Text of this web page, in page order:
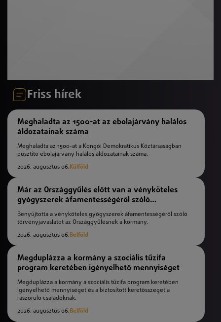
Friss hírek
Meghaladta az 1500-at az ebolajárvány halálos
áldozatainak száma
Meghaladta az 1500-at a Kongói Demokratikus Köztársaságban
pusztító ebolajárvány halálos áldozatainak száma.
2026. augusztus 06. Külföld
Már az Országgyűlés előtt van a vényköteles
gyógyszerek áfamentességéről szóló
Benyújtotta a vényköteles gyógyszerek áfamentességéről szóló
törvényjavaslatot az Országgyűlésnek a kormány.
2026. augusztus 06.Belföld
Megduplázza a kormány a szociális tűzifa
program keretében igényelhető mennyiséget
Megduplázza a kormány a szociális tűzifa program keretében
igényelhető mennyiséget és a biztosított keretösszeget a
rászoruló családoknak.
2026. augusztus 06.Belföld